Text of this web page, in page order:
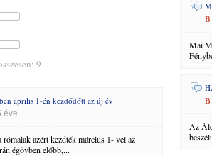
9
április 1-én kezdődőtt az új év
éve
azért kezdték március 1- vel az
égövben előbb,...
Mai
Az